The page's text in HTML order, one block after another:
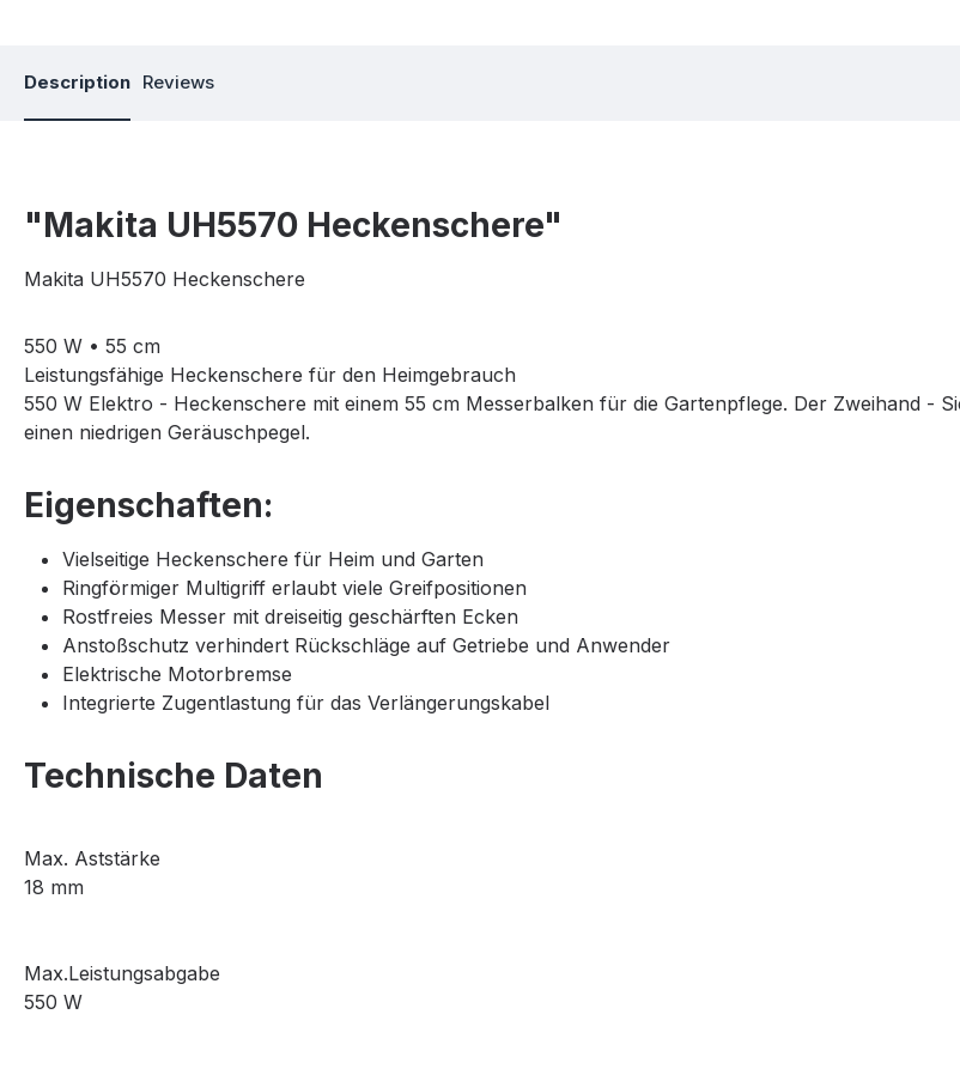
Description Reviews
"Makita UH5570 Heckenschere"
Makita UH5570 Heckenschere
550 W • 55 cm
Leistungsfähige Heckenschere für den Heimgebrauch
550 W Elektro - Heckenschere mit einem 55 cm Messerbalken für die Gartenpflege. Der Zweihand -
einen niedrigen Geräuschpegel.
Eigenschaften:
Vielseitige Heckenschere für Heim und Garten
Ringförmiger Multigriff erlaubt viele Greifpositionen
Rostfreies Messer mit dreiseitig geschärften Ecken
Anstoßschutz verhindert Rückschläge auf Getriebe und Anwender
Elektrische Motorbremse
Integrierte Zugentlastung für das Verlängerungskabel
Technische Daten
Max. Aststärke
18 mm
Max.Leistungsabgabe
550 W